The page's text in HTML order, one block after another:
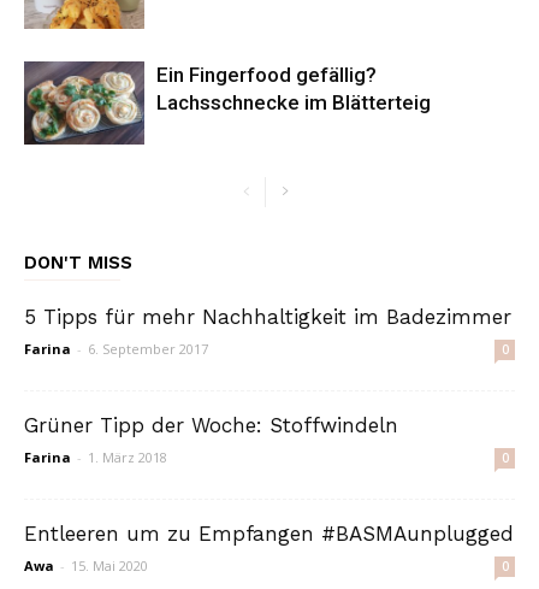
Ein Fingerfood gefällig?
Lachsschnecke im Blätterteig
DON'T MISS
5 Tipps für mehr Nachhaltigkeit im Badezimmer
Farina - 6. September 2017 0
Grüner Tipp der Woche: Stoffwindeln
Farina - 1. März 2018 0
Entleeren um zu Empfangen #BASMAunplugged
Awa - 15. Mai 2020 0